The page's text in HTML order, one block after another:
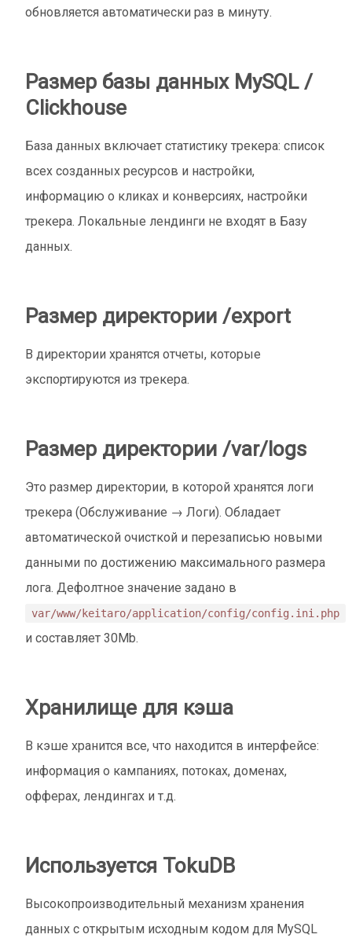
обновляется автоматически раз в минуту.
Размер базы данных MySQL /
Clickhouse
База данных включает статистику трекера: список
всех созданных ресурсов и настройки,
информацию о кликах и конверсиях, настройки
трекера. Локальные лендинги не входят в Базу
данных.
Размер директории /export
В директории хранятся отчеты, которые
экспортируются из трекера.
Размер директории /var/logs
Это размер директории, в которой хранятся логи
трекера (Обслуживание → Логи). Обладает
автоматической очисткой и перезаписью новыми
данными по достижению максимального размера
лога. Дефолтное значение задано в
var/www/keitaro/application/config/config.ini.php
и составляет 30Mb.
Хранилище для кэша
В кэше хранится все, что находится в интерфейсе:
информация о кампаниях, потоках, доменах,
офферах, лендингах и т.д.
Используется TokuDB
Высокопроизводительный механизм хранения
данных с открытым исходным кодом для MySQL